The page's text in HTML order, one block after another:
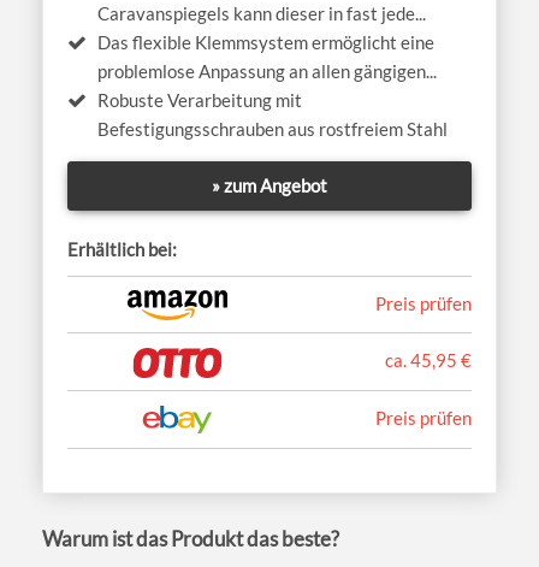
Caravanspiegels kann dieser in fast jede...
Das flexible Klemmsystem ermöglicht eine
problemlose Anpassung an allen gängigen...
Robuste Verarbeitung mit
Befestigungsschrauben aus rostfreiem Stahl
» zum Angebot
Erhältlich bei:
Preis prüfen
ca. 45,95 €
Preis prüfen
Warum ist das Produkt das beste?